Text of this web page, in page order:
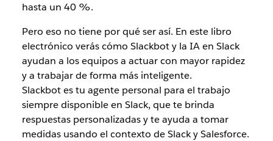
hasta un 40 %.
Pero eso no tiene por qué ser así. En este libro
electrónico verás cómo Slackbot y la IA en Slack
ayudan a los equipos a actuar con mayor rapidez
y a trabajar de forma más inteligente.
Slackbot es tu agente personal para el trabajo
siempre disponible en Slack, que te brinda
respuestas personalizadas y te ayuda a tomar
medidas usando el contexto de Slack y Salesforce.